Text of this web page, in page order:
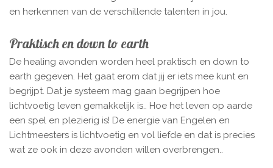
en herkennen van de verschillende talenten in jou.
Praktisch en down to earth
De healing avonden worden heel praktisch en down to
earth gegeven. Het gaat erom dat jij er iets mee kunt en
begrijpt. Dat je systeem mag gaan begrijpen hoe
lichtvoetig leven gemakkelijk is.. Hoe het leven op aarde
een spel en plezierig is! De energie van Engelen en
Lichtmeesters is lichtvoetig en vol liefde en dat is precies
wat ze ook in deze avonden willen overbrengen..